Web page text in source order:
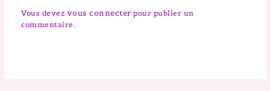
Vous devez vous connecter pour publier un
commentaire.